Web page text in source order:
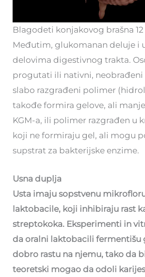
Blagodeti konjakovog brašna 12
Međutim, glukomanan deluje i
delovima digestivnog trakta.
progutati ili nativni,
slabo razgrađeni polimer
takođe formira gelove, ali
KGM-a, ili polimer razgrađen u
koji ne formiraju gel, ali mogu
supstrat za bakterijske enzime.
Usna duplja
Usta imaju sopstvenu
laktobacile, koji inhibiraju rast
streptokoka. Eksperimenti in
da oralni laktobacili fermentišu
dobro rastu na njemu, tako da
teoretski mogao da odoli